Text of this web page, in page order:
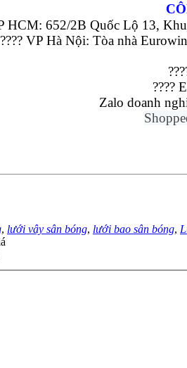
HCM: 652/2B Quốc Lộ 13,
???? VP Hà Nội: Tòa nhà
????
Zalo doanh
, lưới vây sân bóng, lưới bao sân bóng,